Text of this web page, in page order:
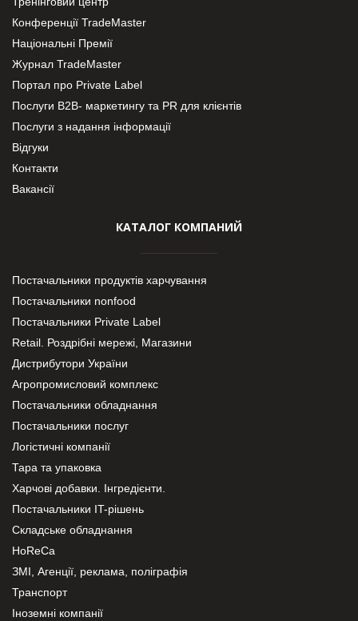
Конференції TradeMaster
Національні Премії
Журнал TradeMaster
Портал про Private Label
Послуги В2В- маркетингу та PR для клієнтів
Послуги з надання інформації
Відгуки
Контакти
Вакансії
КАТАЛОГ КОМПАНИЙ
Постачальники продуктів харчування
Постачальники nonfood
Постачальники Private Label
Retail. Роздрібні мережі, Магазини
Дистрибутори України
Агропромисловий комплекс
Постачальники обладнання
Постачальники послуг
Логістичні компанії
Тара та упаковка
Харчові добавки. Інгредієнти.
Постачальники IT-рішень
Складське обладнання
HoReCa
ЗМІ, Агенції, реклама, поліграфія
Транспорт
Іноземні компанії